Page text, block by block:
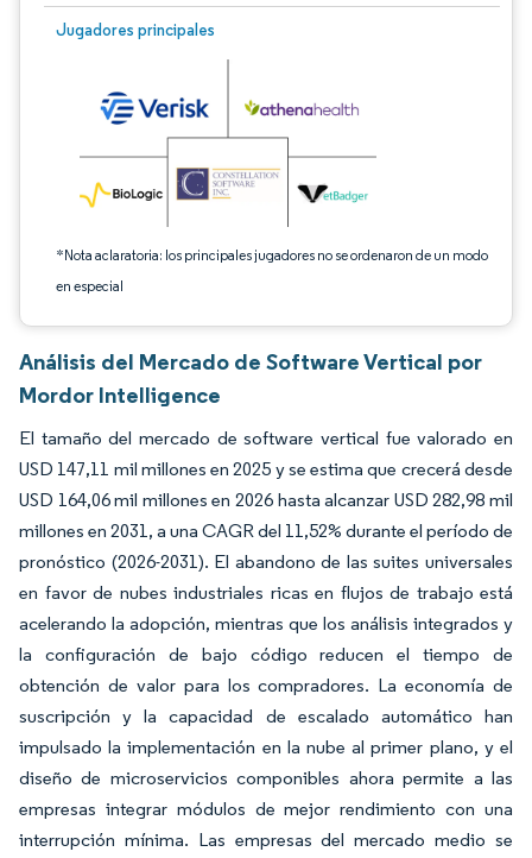
Jugadores principales
*Nota aclaratoria: los principales jugadores no se ordenaron de un modo
en especial
Imagen © Mordor Intelligence. El uso requiere atribución según CC BY 4.0.
Análisis del Mercado de Software Vertical por
Mordor Intelligence
El tamaño del mercado de software vertical fue valorado en
USD 147,11 mil millones en 2025 y se estima que crecerá desde
USD 164,06 mil millones en 2026 hasta alcanzar USD 282,98 mil
millones en 2031, a una CAGR del 11,52% durante el período de
pronóstico (2026-2031). El abandono de las suites universales
en favor de nubes industriales ricas en flujos de trabajo está
acelerando la adopción, mientras que los análisis integrados y
la configuración de bajo código reducen el tiempo de
obtención de valor para los compradores. La economía de
suscripción y la capacidad de escalado automático han
impulsado la implementación en la nube al primer plano, y el
diseño de microservicios componibles ahora permite a las
empresas integrar módulos de mejor rendimiento con una
interrupción mínima. Las empresas del mercado medio se